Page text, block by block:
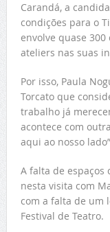
Carandá, a
condições para o
envolve quase
ateliers nas suas
Por isso, Paula
Torcato que
trabalho já
acontece com
aqui ao nosso
A falta de
nesta visita com
com a falta de um
Festival de Teatro.